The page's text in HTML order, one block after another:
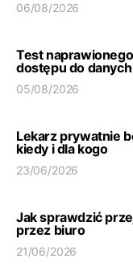
06/08/2026
Test
dostępu do danych
05/08/2026
Lekarz prywatnie
kiedy i dla kogo
23/06/2026
Jak sprawdzić
przez biuro
21/06/2026